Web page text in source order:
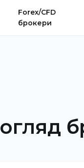
Forex/CFD
брокери
огляд